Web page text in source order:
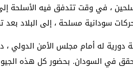
، في وقت تتدفق فيه الأسلحة
سودانية مسلحة ، إلى البلاد بعد
له أمام مجلس الأمن الدولي ،
في السودان. بحضور كل هذه